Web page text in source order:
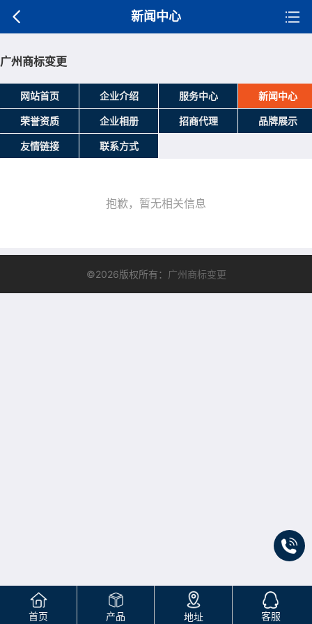
新闻中心
广州商标变更
网站首页 企业介绍 服务中心 新闻中心
荣誉资质 企业相册 招商代理 品牌展示
友情链接 联系方式
抱歉，暂无相关信息
©2026版权所有： 广州商标变更
首页 产品 地址 客服